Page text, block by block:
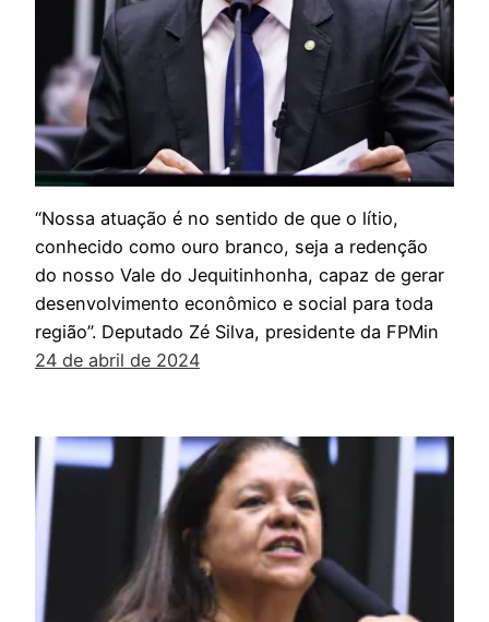
“Nossa atuação é no sentido de que o lítio,
conhecido como ouro branco, seja a redenção
do nosso Vale do Jequitinhonha, capaz de gerar
desenvolvimento econômico e social para toda
região”. Deputado Zé Silva, presidente da FPMin
24 de abril de 2024